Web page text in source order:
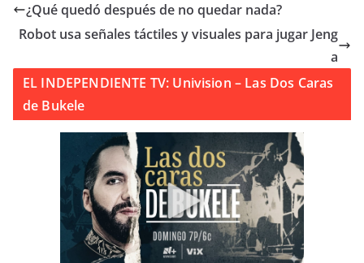
¿Qué quedó después de no quedar nada?
Robot usa señales táctiles y visuales para jugar Jeng
a
EL INDEPENDIENTE TV: Univision – Las Dos Caras
de Bukele